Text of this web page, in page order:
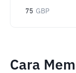
75 GBP
Cara